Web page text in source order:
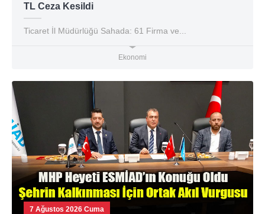
TL Ceza Kesildi
Ticaret İl Müdürlüğü Sahada: 61 Firma ve...
Ekonomi
7 Ağustos 2026 Cuma